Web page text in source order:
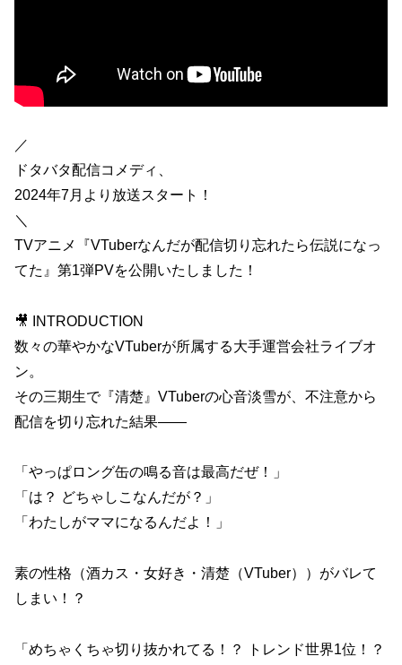
／
ドタバタ配信コメディ、
2024年7月より放送スタート！
＼
TVアニメ『VTuberなんだが配信切り忘れたら伝説になっ
てた』第1弾PVを公開いたしました！
🎥 INTRODUCTION
数々の華やかなVTuberが所属する大手運営会社ライブオ
ン。
その三期生で『清楚』VTuberの心音淡雪が、不注意から
配信を切り忘れた結果——
「やっぱロング缶の鳴る音は最高だぜ！」
「は？ どちゃしこなんだが？」
「わたしがママになるんだよ！」
素の性格（酒カス・女好き・清楚（VTuber））がバレて
しまい！？
「めちゃくちゃ切り抜かれてる！？ トレンド世界1位！？